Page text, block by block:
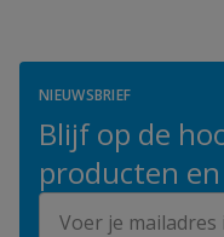
NIEUWSBRIEF
Blijf op de
producten